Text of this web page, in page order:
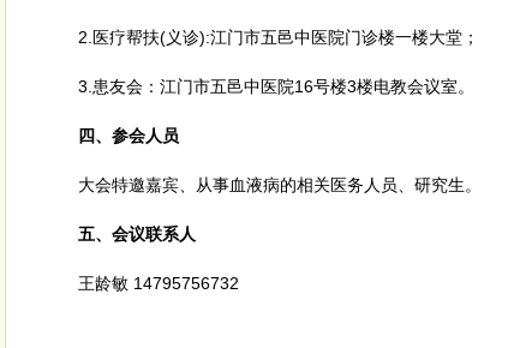
2.医疗帮扶(义诊):江门市五邑中医院门诊楼一楼大堂；
3.患友会：江门市五邑中医院16号楼3楼电教会议室。
四、参会人员
大会特邀嘉宾、从事血液病的相关医务人员、研究生。
五、会议联系人
王龄敏 14795756732